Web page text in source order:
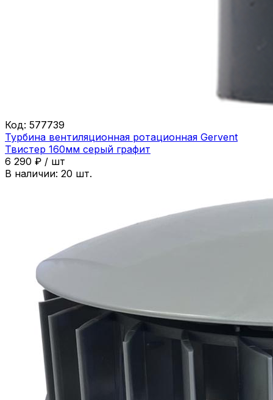
Код: 577739
Турбина вентиляционная ротационная Gervent
Твистер 160мм серый графит
6 290 ₽ / шт
В наличии: 20 шт.